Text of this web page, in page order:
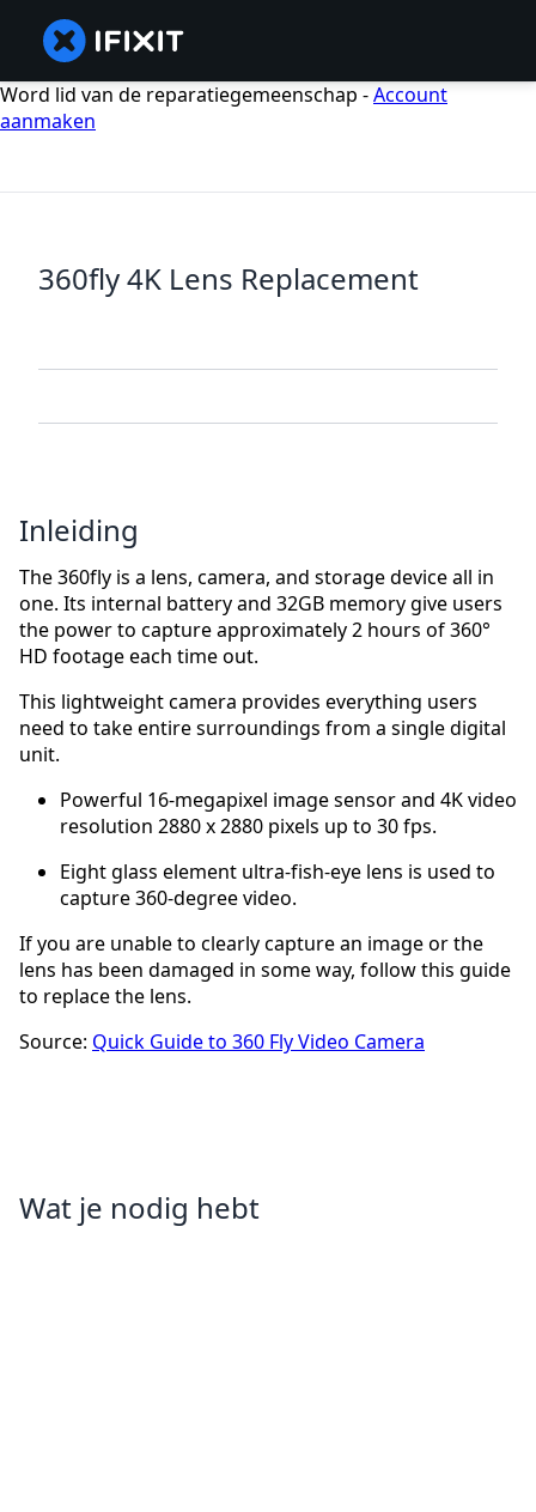
Word lid van de reparatiegemeenschap -Account
aanmaken
360fly 4K Lens Replacement
Inleiding
The 360fly is a lens, camera, and storage device all in
one. Its internal battery and 32GB memory give users
the power to capture approximately 2 hours of 360°
HD footage each time out.
This lightweight camera provides everything users
need to take entire surroundings from a single digital
unit.
Powerful 16-megapixel image sensor and 4K video
resolution 2880 x 2880 pixels up to 30 fps.
Eight glass element ultra-fish-eye lens is used to
capture 360-degree video.
If you are unable to clearly capture an image or the
lens has been damaged in some way, follow this guide
to replace the lens.
Source: Quick Guide to 360 Fly Video Camera
Wat je nodig hebt